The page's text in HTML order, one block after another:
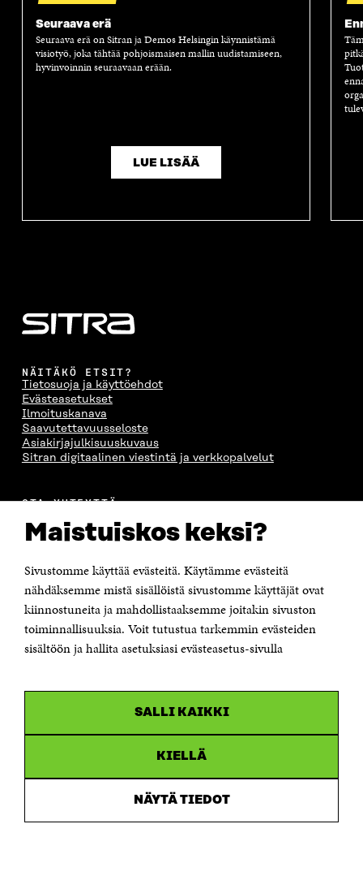
Maistuiskos keksi?
Sivustomme käyttää evästeitä. Käytämme evästeitä
nähdäksemme mistä sisällöistä sivustomme käyttäjät ovat
kiinnostuneita ja mahdollistaaksemme joitakin sivuston
toiminnallisuuksia. Voit tutustua tarkemmin evästeiden
sisältöön ja hallita asetuksiasi evästeasetus-sivulla
SALLI KAIKKI
KIELLÄ
NÄYTÄ TIEDOT
Seuraava erä
Seuraava erä on Sitran ja Demos Helsingin käynnistämä
visiotyö, joka tähtää pohjoismaisen mallin uudistamiseen,
hyvinvoinnin seuraavaan erään.
LUE LISÄÄ
NÄITÄKÖ ETSIT?
Tietosuoja ja käyttöehdot
Evästeasetukset
Ilmoituskanava
Saavutettavuusseloste
Asiakirjajulkisuuskuvaus
Sitran digitaalinen viestintä ja verkkopalvelut
OTA YHTEYTTÄ
Itämerenkatu 11-13, PL 160,
00181 Helsinki
Puhelin +358 294 618 991
Sähköpostiosoite
Saapumisohjeet
Y-tunnus 0202132-3
uudessa
ikkunassaInstagram